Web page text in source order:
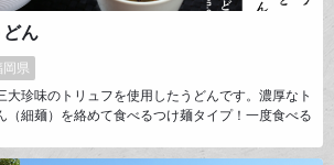
ん
岡県
大珍味のトリュフを使用したうどんです。濃厚なト
（細麺）を絡めて食べるつけ麺タイプ！一度食べる
お中元・お歳暮にも大変お喜びいただいておりま